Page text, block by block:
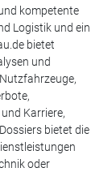
kompetente
Logistik und ein
bietet
und
Karriere,
bietet die
oder